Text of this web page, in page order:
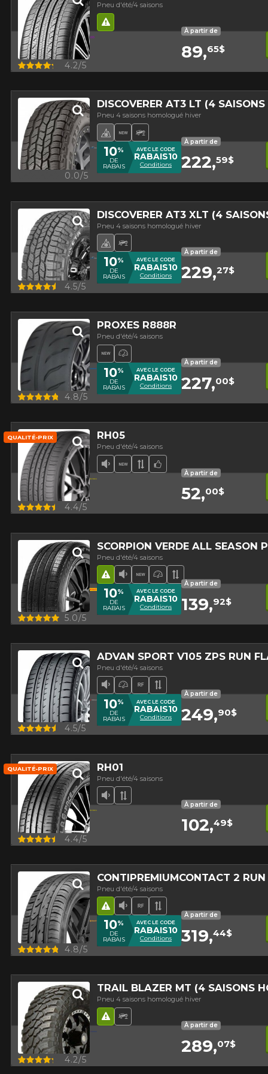
SÉLECTIONNÉS. MINIMUM DE 500$ AVANT TAXES.PLUS D'INFO
Pneu d'été/4 saisons
Hasard routier
Aperçu 4.2/5
À partir de
89,65$
DISCOVERER AT3 LT (4
Pneu 4 saisons homologué hiver
Pneu 4 saisons homologué hiver
Nouveau produit
Pneu Hors-Route
0.0/5
10%
DE
RABAIS
AVEC LE CODE
RABAIS10
Conditions
À partir de
222,59$
DISCOVERER AT3 XLT (4
Pneu 4 saisons homologué hiver
Pneu 4 saisons homologué hiver
Pneu Hors-Route
Aperçu 4.5/5
10%
DE
RABAIS
AVEC LE CODE
RABAIS10
Conditions
À partir de
229,27$
PROXES R888R
Pneu d'été/4 saisons
Nouveau produit
Pneu haute performance
Aperçu 4.8/5
10%
DE
RABAIS
AVEC LE CODE
RABAIS10
Conditions
À partir de
227,00$
RH05
Pneu d'été/4 saisons
Faible niveau sonore
Nouveau produit
Bande de roulement
Choix de l'équipe
Aperçu 4.4/5
QUALITÉ-PRIX
À partir de
52,00$
SCORPION VERDE ALL SEASON
Pneu d'été/4 saisons
Faible niveau sonore
Nouveau produit
Pneu haute
Bande de
Hasard routier
Aperçu 5.0/5
10%
DE
RABAIS
AVEC LE CODE
RABAIS10
Conditions
À partir de
139,92$
ADVAN SPORT V105 ZPS RUN
Pneu d'été/4 saisons
Faible niveau sonore
Pneu haute performance
RunflatBande de roulement
Aperçu 4.5/5
10%
DE
RABAIS
AVEC LE CODE
RABAIS10
Conditions
À partir de
249,90$
RH01
Pneu d'été/4 saisons
Faible niveau sonore
Bande de roulement
Aperçu 4.4/5
QUALITÉ-PRIX
À partir de
102,49$
CONTIPREMIUMCONTACT 2
Pneu d'été/4 saisons
Faible niveau sonore
RunflatBande de roulement
Hasard routier
Aperçu 4.8/5
10%
DE
RABAIS
AVEC LE CODE
RABAIS10
Conditions
À partir de
319,44$
TRAIL BLAZER MT (4 SAISONS
Pneu 4 saisons homologué hiver
Hasard routier
Pneu Hors-Route
Aperçu 4.2/5
À partir de
289,07$